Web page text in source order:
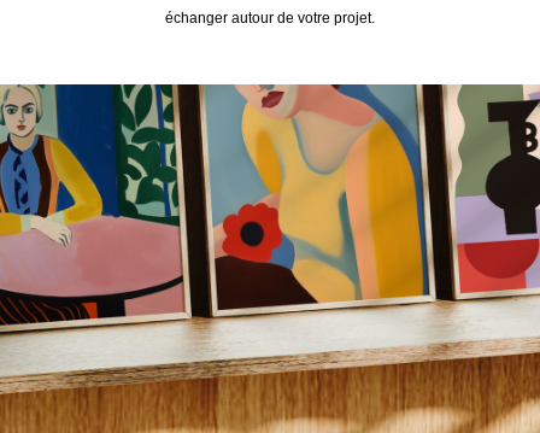
échanger autour de votre projet.